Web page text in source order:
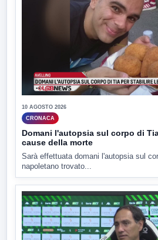
10 AGOSTO 2026
CRONACA
Domani l'autopsia sul corpo di
cause della morte
Sarà effettuata domani l'autopsia sul
napoletano trovato...